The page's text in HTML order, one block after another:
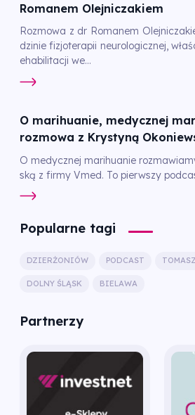
Romanem Olejniczakiem
Rozmowa z dr Romanem
dzinie fizjoterapii neurologicznej,
ehabilitacji we...
O marihuanie, medycznej
rozmowa z Krystyną
O medycznej marihuanie
ską z firmy Vmed. To pierwszy
Popularne tagi
DZIERŻONIÓW PODCAST
DOLNY ŚLĄSK BIELAWA
Partnerzy